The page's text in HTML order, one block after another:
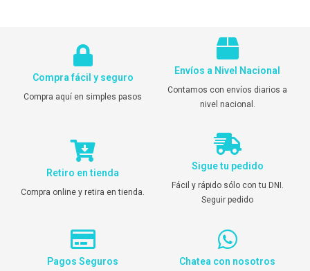
Compra fácil y seguro
Compra aquí en simples pasos
Envíos a Nivel Nacional
Contamos con envíos diarios a
nivel nacional.
Retiro en tienda
Compra online y retira en tienda.
Sigue tu pedido
Fácil y rápido sólo con tu DNI.
Seguir pedido
Pagos Seguros Chatea con nosotros